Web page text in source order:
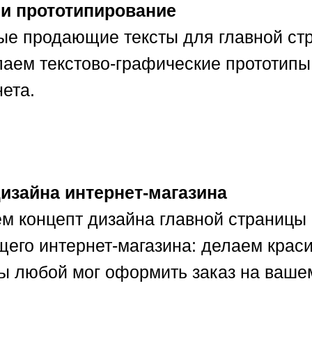
прототипирование
тексты для главной
текстово-графические
интернет-магазина
концепт дизайна главной
интернет-магазина: делаем
любой мог оформить заказ на